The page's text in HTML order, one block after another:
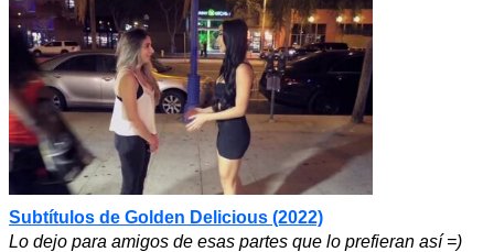
Subtítulos de Golden Delicious (2022)
Lo dejo para amigos de esas partes que lo prefieran así =)